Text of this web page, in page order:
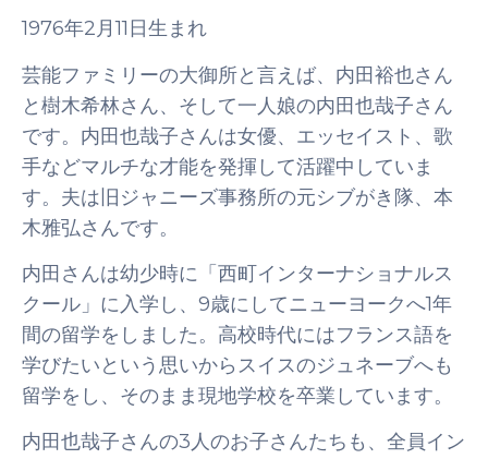
1976年2月11日生まれ
芸能ファミリーの大御所と言えば、内田裕也さん
と樹木希林さん、そして一人娘の内田也哉子さん
です。内田也哉子さんは女優、エッセイスト、歌
手などマルチな才能を発揮して活躍中していま
す。夫は旧ジャニーズ事務所の元シブがき隊、本
木雅弘さんです。
内田さんは幼少時に「西町インターナショナルス
クール」に入学し、9歳にしてニューヨークへ1年
間の留学をしました。高校時代にはフランス語を
学びたいという思いからスイスのジュネーブへも
留学をし、そのまま現地学校を卒業しています。
内田也哉子さんの3人のお子さんたちも、全員イン